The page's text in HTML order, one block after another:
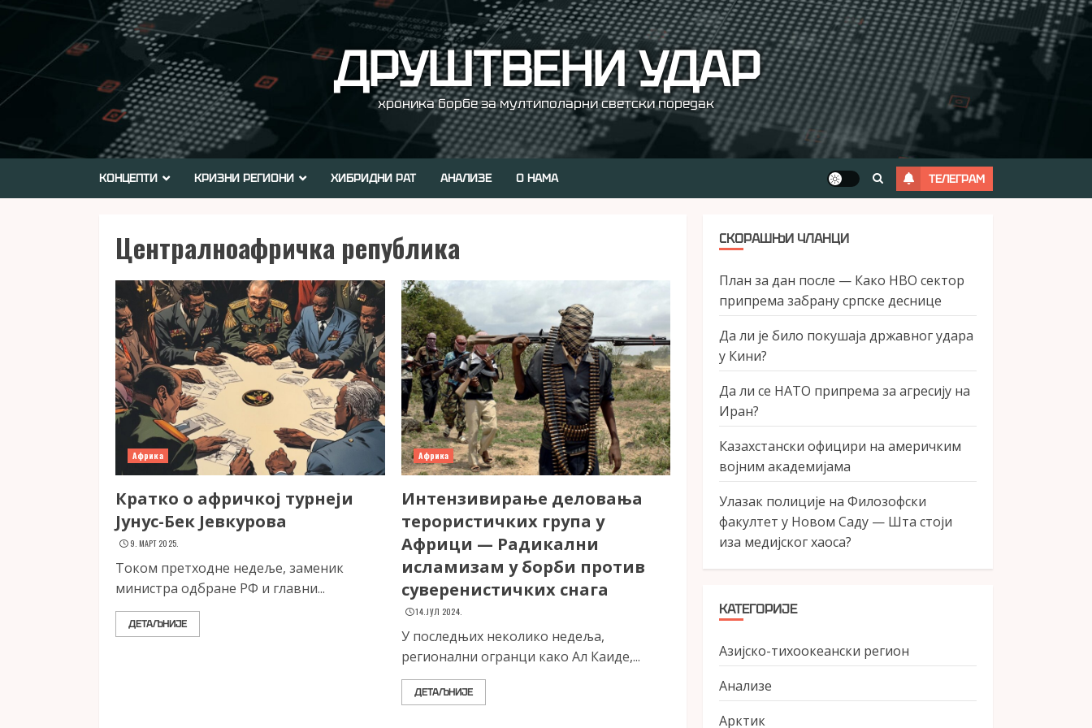
Skip
ДРУШТВЕНИ УДАР
хроника борбе за мултиполарни светски поредак
КОНЦЕПТИ КРИЗНИ РЕГИОНИ ХИБРИДНИ РАТ АНАЛИЗЕ О НАМА ТЕЛЕГРАМ
Централноафричка република
Африка
Кратко о афричкој турнеји
Јунус-Бек Јевкурова
9. МАРТ 2025.
Током претходне недеље, заменик
министра одбране РФ и главни...
ДЕТАЉНИЈЕ
Африка
Интензивирање деловања
терористичких група у
Африци — Радикални
исламизам у борби против
суверенистичких снага
14. ЈУЛ 2024.
У последњих неколико недеља,
регионални огранци како Ал Каиде,...
ДЕТАЉНИЈЕ
СКОРАШЊИ ЧЛАНЦИ
План за дан после — Како НВО сектор
припрема забрану српске деснице
Да ли је било покушаја државног удара
у Кини?
Да ли се НАТО припрема за агресију на
Иран?
Казахстански официри на америчким
војним академијама
Улазак полиције на Филозофски
факултет у Новом Саду — Шта стоји
иза медијског хаоса?
КАТЕГОРИЈЕ
Азијско-тихоокеански регион
Анализе
Арктик